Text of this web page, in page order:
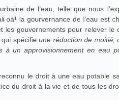
la gourvernance de l’eau est
les gouvernements pour relever le
qui spécifie une réduction de moitié,
à un approvisionnement en eau
le droit à une eau potable
du droit à la vie et de tous les